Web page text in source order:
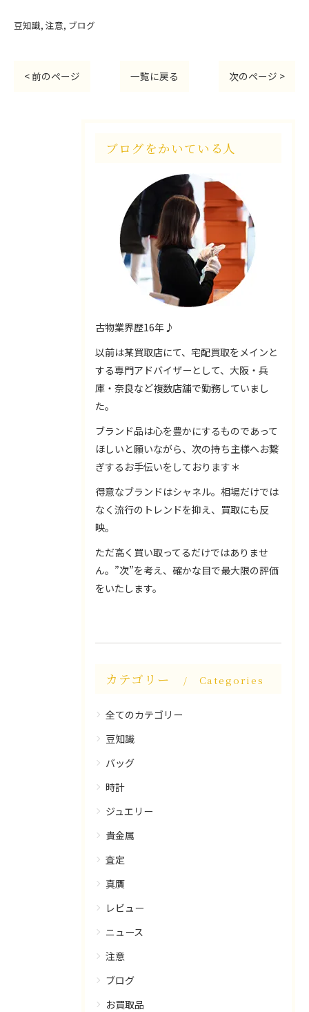
豆知識 注意 ブログ
< 前のページ 一覧に戻る 次のページ >
ブログをかいている人
古物業界歴16年♪
以前は某買取店にて、宅配買取をメインと
する専門アドバイザーとして、大阪・兵
庫・奈良など複数店舗で勤務していまし
た。
ブランド品は心を豊かにするものであって
ほしいと願いながら、次の持ち主様へお繋
ぎするお手伝いをしております＊
得意なブランドはシャネル。相場だけでは
なく流行のトレンドを抑え、買取にも反
映。
ただ高く買い取ってるだけではありませ
ん。”次”を考え、確かな目で最大限の評価
をいたします。
カテゴリー Categories
全てのカテゴリー
豆知識
バッグ
時計
ジュエリー
貴金属
査定
真贋
レビュー
ニュース
注意
ブログ
お買取品